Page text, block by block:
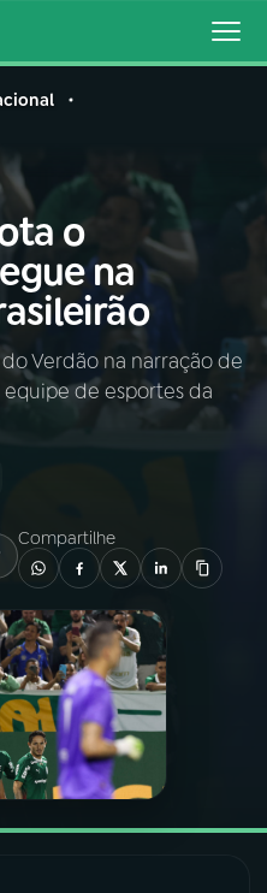
o
na
Verdão na narração de
de esportes da
Compartilhe